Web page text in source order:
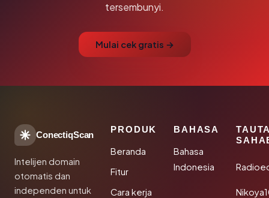
tersembunyi.
Mulai cek gratis →
ConectiqScan
Intelijen domain
otomatis dan
independen untuk
PRODUK
Beranda
Fitur
Cara kerja
BAHASA
Bahasa
Indonesia